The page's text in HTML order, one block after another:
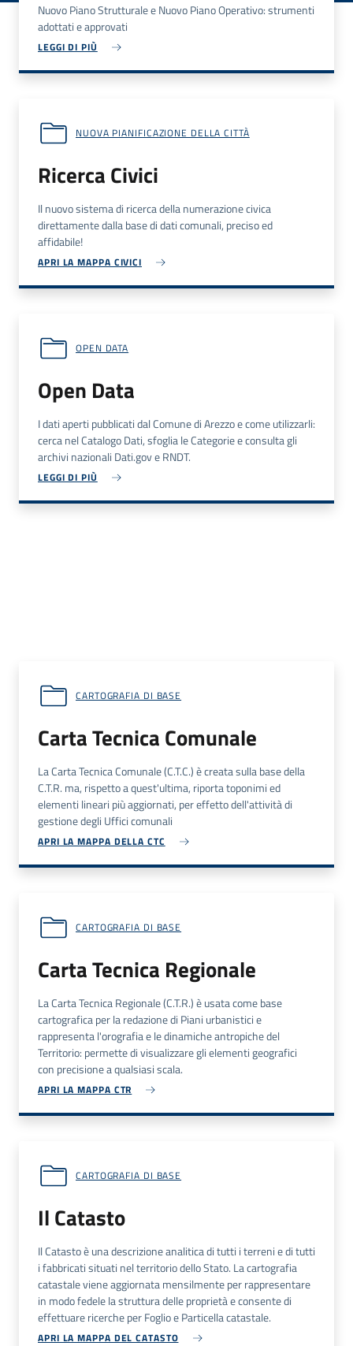
Nuovo Piano Strutturale e Nuovo Piano Operativo: strumenti
adottati e approvati
LEGGI DI PIÙ
NUOVA PIANIFICAZIONE DELLA CITTÀ
Ricerca Civici
Il nuovo sistema di ricerca della numerazione civica
direttamente dalla base di dati comunali, preciso ed
affidabile!
APRI LA MAPPA CIVICI
OPEN DATA
Open Data
I dati aperti pubblicati dal Comune di Arezzo e come utilizzarli:
cerca nel Catalogo Dati, sfoglia le Categorie e consulta gli
archivi nazionali Dati.gov e RNDT.
LEGGI DI PIÙ
CARTOGRAFIA DI BASE
Carta Tecnica Comunale
La Carta Tecnica Comunale (C.T.C.) è creata sulla base della
C.T.R. ma, rispetto a quest'ultima, riporta toponimi ed
elementi lineari più aggiornati, per effetto dell'attività di
gestione degli Uffici comunali
APRI LA MAPPA DELLA CTC
CARTOGRAFIA DI BASE
Carta Tecnica Regionale
La Carta Tecnica Regionale (C.T.R.) è usata come base
cartografica per la redazione di Piani urbanistici e
rappresenta l'orografia e le dinamiche antropiche del
Territorio: permette di visualizzare gli elementi geografici
con precisione a qualsiasi scala.
APRI LA MAPPA CTR
CARTOGRAFIA DI BASE
Il Catasto
Il Catasto è una descrizione analitica di tutti i terreni e di tutti
i fabbricati situati nel territorio dello Stato. La cartografia
catastale viene aggiornata mensilmente per rappresentare
in modo fedele la struttura delle proprietà e consente di
effettuare ricerche per Foglio e Particella catastale.
APRI LA MAPPA DEL CATASTO